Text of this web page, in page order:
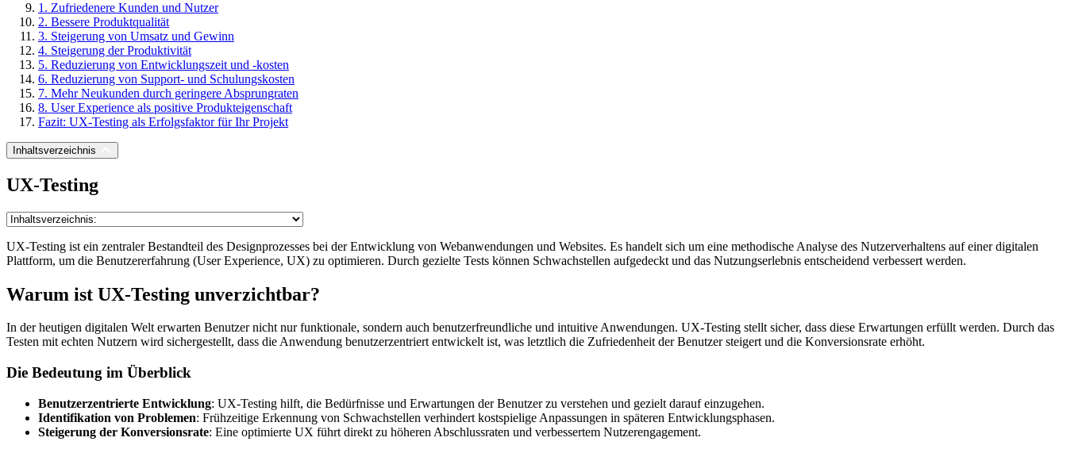
1. Zufriedenere Kunden und Nutzer
2. Bessere Produktqualität
3. Steigerung von Umsatz und Gewinn
4. Steigerung der Produktivität
5. Reduzierung von Entwicklungszeit und -kosten
6. Reduzierung von Support- und Schulungskosten
7. Mehr Neukunden durch geringere Absprungraten
8. User Experience als positive Produkteigenschaft
Fazit: UX-Testing als Erfolgsfaktor für Ihr Projekt
Inhaltsverzeichnis
UX-Testing
UX-Testing ist ein zentraler Bestandteil des Designprozesses bei der Entwicklung von Webanwendungen und Websites. Es handelt sich um eine methodische Analyse des Nutzerverhaltens auf einer digitalen
Plattform, um die Benutzererfahrung (User Experience, UX) zu optimieren. Durch gezielte Tests können Schwachstellen aufgedeckt und das Nutzungserlebnis entscheidend verbessert werden.
Warum ist UX-Testing unverzichtbar?
In der heutigen digitalen Welt erwarten Benutzer nicht nur funktionale, sondern auch benutzerfreundliche und intuitive Anwendungen. UX-Testing stellt sicher, dass diese Erwartungen erfüllt werden. Durch das
Testen mit echten Nutzern wird sichergestellt, dass die Anwendung benutzerzentriert entwickelt ist, was letztlich die Zufriedenheit der Benutzer steigert und die Konversionsrate erhöht.
Die Bedeutung im Überblick
Benutzerzentrierte Entwicklung: UX-Testing hilft, die Bedürfnisse und Erwartungen der Benutzer zu verstehen und gezielt darauf einzugehen.
Identifikation von Problemen: Frühzeitige Erkennung von Schwachstellen verhindert kostspielige Anpassungen in späteren Entwicklungsphasen.
Steigerung der Konversionsrate: Eine optimierte UX führt direkt zu höheren Abschlussraten und verbessertem Nutzerengagement.